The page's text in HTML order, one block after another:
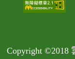
Copyright ©2018